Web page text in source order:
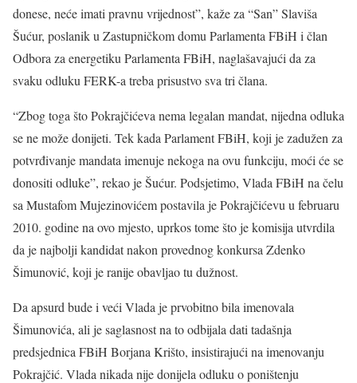
donese, neće imati pravnu vrijednost”, kaže za “San” Slaviša
Šućur, poslanik u Zastupničkom domu Parlamenta FBiH i član
Odbora za energetiku Parlamenta FBiH, naglašavajući da za
svaku odluku FERK-a treba prisustvo sva tri člana.
“Zbog toga što Pokrajčićeva nema legalan mandat, nijedna odluka
se ne može donijeti. Tek kada Parlament FBiH, koji je zadužen za
potvrđivanje mandata imenuje nekoga na ovu funkciju, moći će se
donositi odluke”, rekao je Šućur. Podsjetimo, Vlada FBiH na čelu
sa Mustafom Mujezinovićem postavila je Pokrajčićevu u februaru
2010. godine na ovo mjesto, uprkos tome što je komisija utvrdila
da je najbolji kandidat nakon provednog konkursa Zdenko
Šimunović, koji je ranije obavljao tu dužnost.
Da apsurd bude i veći Vlada je prvobitno bila imenovala
Šimunovića, ali je saglasnost na to odbijala dati tadašnja
predsjednica FBiH Borjana Krišto, insistirajući na imenovanju
Pokrajčić. Vlada nikada nije donijela odluku o poništenju